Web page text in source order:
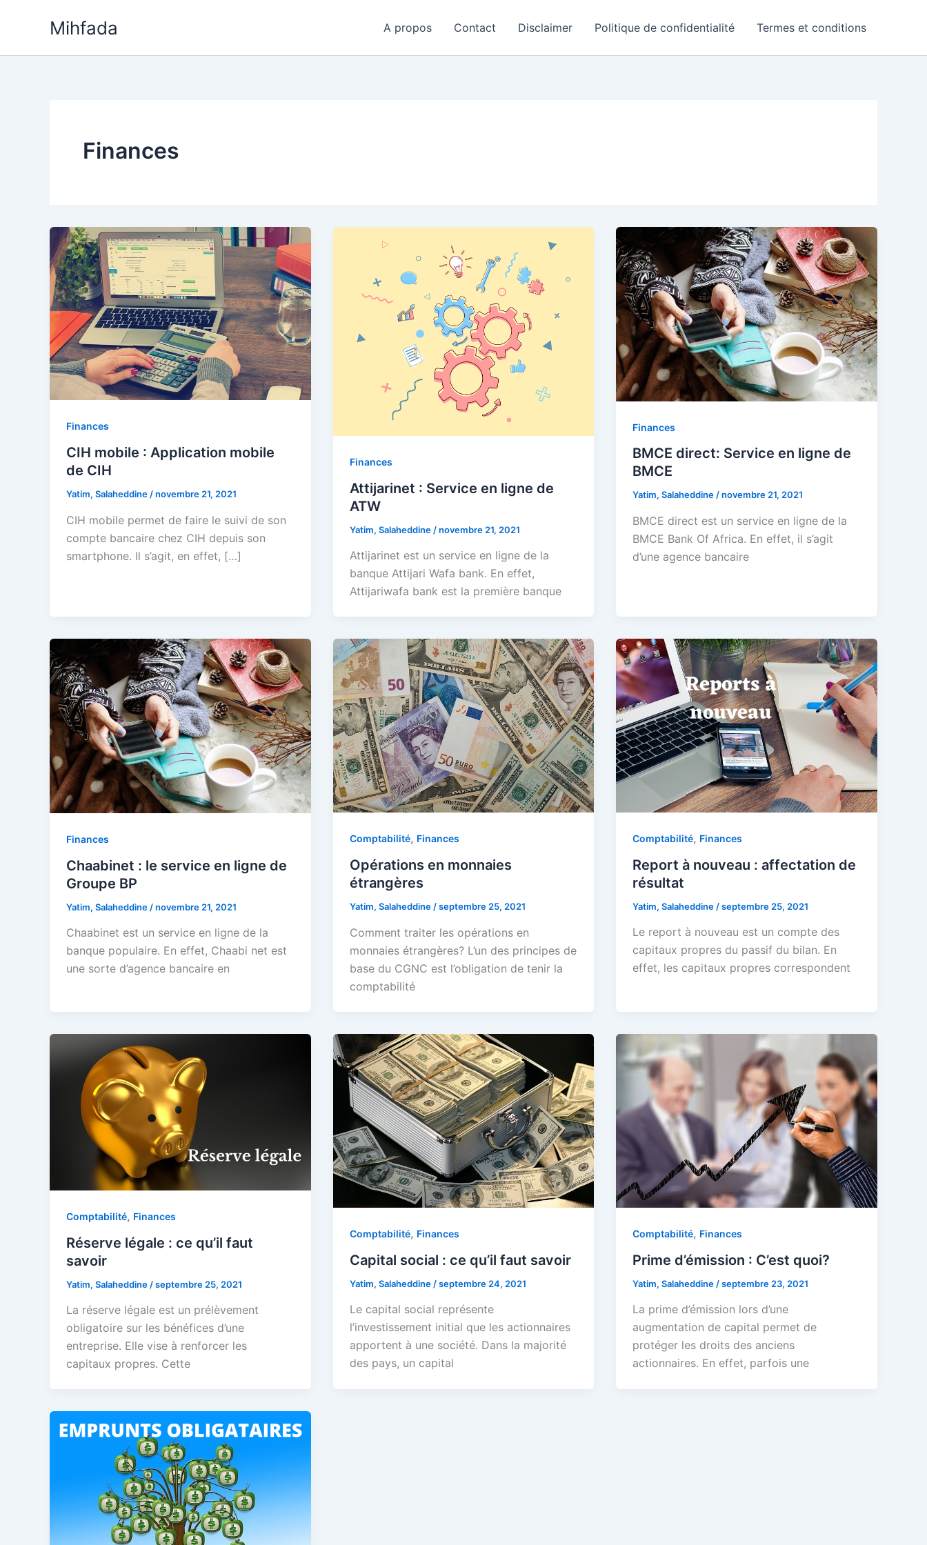
Mihfada A propos Contact Disclaimer Politique de confidentialité Termes et conditions
Finances
Finances
CIH mobile : Application mobile
de CIH
Yatim, Salaheddine/novembre 21, 2021
CIH mobile permet de faire le suivi de son
compte bancaire chez CIH depuis son
smartphone. Il s’agit, en effet, […]
Finances
Attijarinet : Service en ligne de
ATW
Yatim, Salaheddine /novembre 21, 2021
Attijarinet est un service en ligne de la
banque Attijari Wafa bank. En effet,
Attijariwafa bank est la première banque
Finances
BMCE direct: Service en ligne de
BMCE
Yatim, Salaheddine/novembre 21, 2021
BMCE direct est un service en ligne de la
BMCE Bank Of Africa. En effet, il s’agit
d’une agence bancaire
Finances
Chaabinet : le service en ligne de
Groupe BP
Yatim, Salaheddine /novembre 21, 2021
Chaabinet est un service en ligne de la
banque populaire. En effet, Chaabi net est
une sorte d’agence bancaire en
Comptabilité, Finances
Opérations en monnaies
étrangères
Yatim, Salaheddine /septembre 25, 2021
Comment traiter les opérations en
monnaies étrangères? L’un des principes de
base du CGNC est l’obligation de tenir la
comptabilité
Comptabilité, Finances
Report à nouveau : affectation de
résultat
Yatim, Salaheddine /septembre 25, 2021
Le report à nouveau est un compte des
capitaux propres du passif du bilan. En
effet, les capitaux propres correspondent
Comptabilité, Finances
Réserve légale : ce qu’il faut
savoir
Yatim, Salaheddine /septembre 25, 2021
La réserve légale est un prélèvement
obligatoire sur les bénéfices d’une
entreprise. Elle vise à renforcer les
capitaux propres. Cette
Comptabilité, Finances
Capital social : ce qu’il faut savoir
Yatim, Salaheddine /septembre 24, 2021
Le capital social représente
l’investissement initial que les actionnaires
apportent à une société. Dans la majorité
des pays, un capital
Comptabilité, Finances
Prime d’émission : C’est quoi?
Yatim, Salaheddine /septembre 23, 2021
La prime d’émission lors d’une
augmentation de capital permet de
protéger les droits des anciens
actionnaires. En effet, parfois une